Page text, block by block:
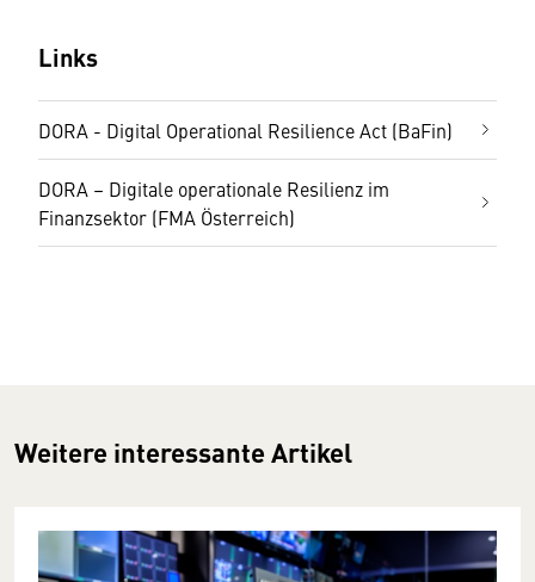
Links
DORA - Digital Operational Resilience Act (BaFin)
DORA – Digitale operationale Resilienz im
Finanzsektor (FMA Österreich)
Weitere interessante Artikel